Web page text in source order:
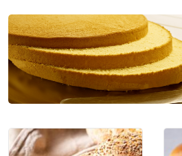
CREDI KAPSEL